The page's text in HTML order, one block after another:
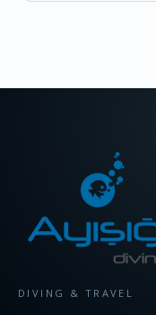
DIVING & TRAVEL